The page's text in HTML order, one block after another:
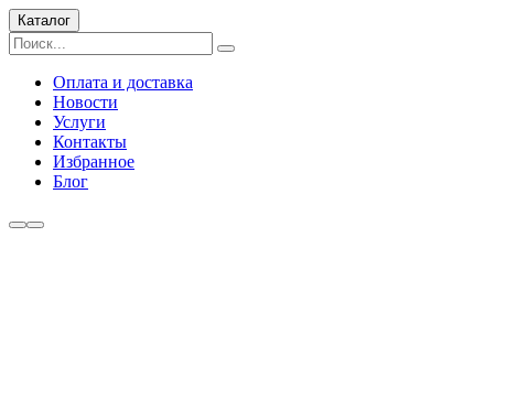
Каталог
Оплата и доставка
Новости
Услуги
Контакты
Избранное
Блог